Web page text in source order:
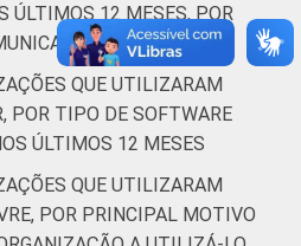
Religião 21 79
Saúde e
social
16 83
e
ambiente
14 86
ÚLTIMOS 12 MESES, POR
QUE UTILIZARAM
POR TIPO DE SOFTWARE
ÚLTIMOS 12 MESES
QUE UTILIZARAM
POR PRINCIPAL MOTIVO